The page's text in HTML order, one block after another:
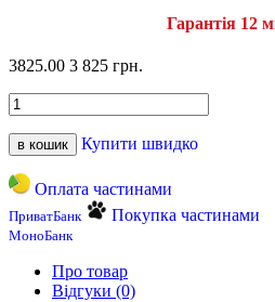
Гарантія 12
3825.00 3 825 грн.
в кошик Купити швидко
Оплата частинами
ПриватБанк Покупка частинами
МоноБанк
Про товар
Відгуки (0)